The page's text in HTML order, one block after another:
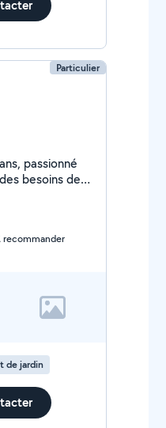
Particulier
passionné
besoins de
(tonte, taille de
Création et
de terrain,
service.
recommander
de jardin